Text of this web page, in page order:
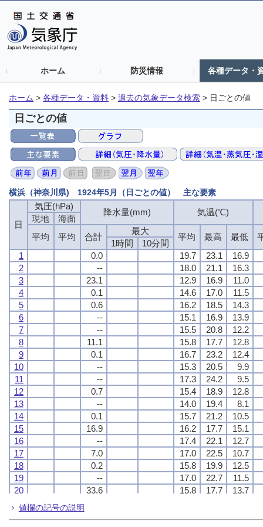
ホーム 防災情報 各種データ・
ホーム > 各種データ・資料 > 過去の気象データ検索 > 日ごとの値
日ごとの値
横浜（神奈川県) 1924年5月（日ごとの値） 主な要素
日
気圧(hPa)
降水量(mm) 気温(℃)
現地
海面
平均
平均 合計
最大
平均 最高 最低
1時間
10分間
1
0.0 19.7 23.1
16.9
2
-- 18.0 21.1
16.3
3
23.1 12.9 16.9
11.0
4
0.1 14.6 17.0
11.5
5
0.6 16.2 18.5
14.3
6
-- 15.1 16.9
13.9
7
-- 15.5 20.8
12.2
8
11.1 15.8 17.7
12.8
9
0.1 16.7 23.2
12.4
10
-- 15.3 20.5
9.9
11
-- 17.3 24.2
9.5
12
0.7 15.4 18.9
12.8
13
-- 14.0 19.4
8.1
14
0.1 15.7 21.2
10.5
15
16.9 16.2 17.7
15.1
16
-- 17.4 22.1
12.7
17
7.0 17.0 22.5
10.7
18
0.2 15.8 19.9
12.5
19
-- 17.0 22.7
11.5
20
33.6 15.8 17.7
13.7
21
22
日
気圧(hPa)
降水量(mm) 気温(℃)
現地
海面
平均
平均 合計
最大
平均 最高 最低
1時間
10分間
1
0.0 19.7 23.1
16.9
2
-- 18.0 21.1
16.3
3
23.1 12.9 16.9
11.0
4
0.1 14.6 17.0
11.5
5
0.6 16.2 18.5
14.3
6
-- 15.1 16.9
13.9
7
-- 15.5 20.8
12.2
8
11.1 15.8 17.7
12.8
9
0.1 16.7 23.2
12.4
10
-- 15.3 20.5
9.9
11
-- 17.3 24.2
9.5
12
0.7 15.4 18.9
12.8
13
-- 14.0 19.4
8.1
14
0.1 15.7 21.2
10.5
15
16.9 16.2 17.7
15.1
16
-- 17.4 22.1
12.7
17
7.0 17.0 22.5
10.7
18
0.2 15.8 19.9
12.5
19
-- 17.0 22.7
11.5
20
33.6 15.8 17.7
13.7
21
22
日
気圧(hPa)
降水量(mm) 気温(℃)
現地
海面
平均
平均 合計
最大
平均 最高 最低
1時間
10分間
1
0.0 19.7 23.1
16.9
2
-- 18.0 21.1
16.3
3
23.1 12.9 16.9
11.0
4
0.1 14.6 17.0
11.5
5
0.6 16.2 18.5
14.3
6
-- 15.1 16.9
13.9
7
-- 15.5 20.8
12.2
8
11.1 15.8 17.7
12.8
9
0.1 16.7 23.2
12.4
10
-- 15.3 20.5
9.9
11
-- 17.3 24.2
9.5
12
0.7 15.4 18.9
12.8
13
-- 14.0 19.4
8.1
14
0.1 15.7 21.2
10.5
15
16.9 16.2 17.7
15.1
16
-- 17.4 22.1
12.7
17
7.0 17.0 22.5
10.7
18
0.2 15.8 19.9
12.5
19
-- 17.0 22.7
11.5
20
33.6 15.8 17.7
13.7
21
22
日
気圧(hPa)
降水量(mm) 気温(℃)
現地
海面
平均
平均 合計
最大
平均 最高 最低
1時間
10分間
1
0.0 19.7 23.1
16.9
2
-- 18.0 21.1
16.3
3
23.1 12.9 16.9
11.0
4
0.1 14.6 17.0
11.5
5
0.6 16.2 18.5
14.3
6
-- 15.1 16.9
13.9
7
-- 15.5 20.8
12.2
8
11.1 15.8 17.7
12.8
9
0.1 16.7 23.2
12.4
10
-- 15.3 20.5
9.9
11
-- 17.3 24.2
9.5
12
0.7 15.4 18.9
12.8
13
-- 14.0 19.4
8.1
14
0.1 15.7 21.2
10.5
15
16.9 16.2 17.7
15.1
16
-- 17.4 22.1
12.7
17
7.0 17.0 22.5
10.7
18
0.2 15.8 19.9
12.5
19
-- 17.0 22.7
11.5
20
33.6 15.8 17.7
13.7
21
22
値欄の記号の説明